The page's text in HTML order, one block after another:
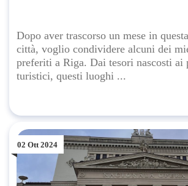
Dopo aver trascorso un mese in
città, voglio condividere alcuni dei
preferiti a Riga. Dai tesori nascosti ai
turistici, questi luoghi ...
02 Ott 2024